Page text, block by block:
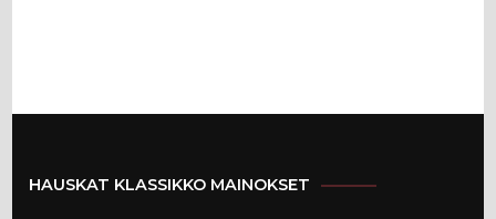
HAUSKAT KLASSIKKO MAINOKSET